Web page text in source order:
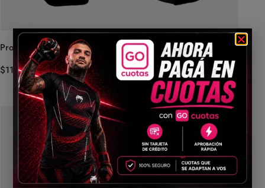
Protector Tibial – RDX Kontact Gel Media (Negro)
$114.999,00